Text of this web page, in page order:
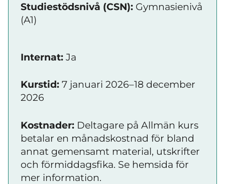
Studiestödsnivå (CSN): Gymnasienivå
(A1)
Internat: Ja
Kurstid: 7 januari 2026–18 december
2026
Kostnader: Deltagare på Allmän kurs
betalar en månadskostnad för bland
annat gemensamt material, utskrifter
och förmiddagsfika. Se hemsida för
mer information.